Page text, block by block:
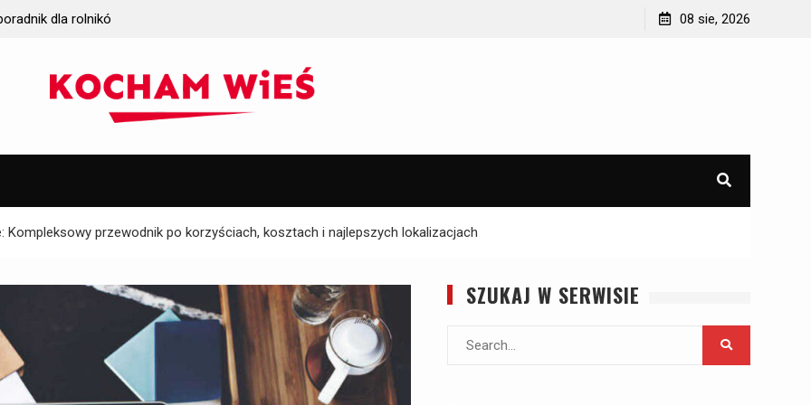
wybrać
Jak wyposażyć domek letniskowy lub domek na
08 sie, 2026
Kompleksowy przewodnik po korzyściach, kosztach i najlepszych lokalizacjach
SZUKAJ W SERWISIE
Search